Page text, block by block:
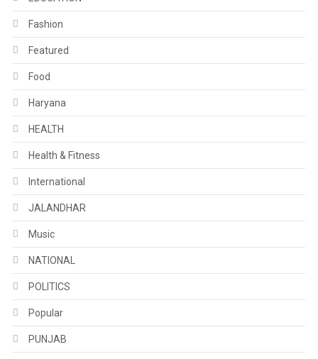
Fashion
Featured
Food
Haryana
HEALTH
Health & Fitness
International
JALANDHAR
Music
NATIONAL
POLITICS
Popular
PUNJAB